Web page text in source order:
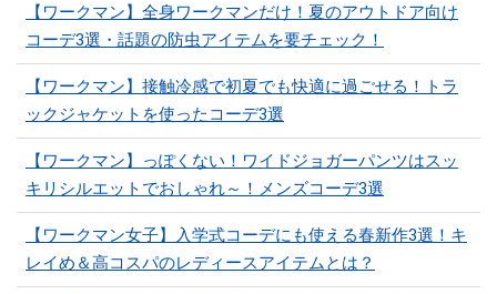
【ワークマン】全身ワークマンだけ！夏のアウトドア向け
コーデ3選・話題の防虫アイテムを要チェック！
【ワークマン】接触冷感で初夏でも快適に過ごせる！トラ
ックジャケットを使ったコーデ3選
【ワークマン】っぽくない！ワイドジョガーパンツはスッ
キリシルエットでおしゃれ～！メンズコーデ3選
【ワークマン女子】入学式コーデにも使える春新作3選！キ
レイめ＆高コスパのレディースアイテムとは？